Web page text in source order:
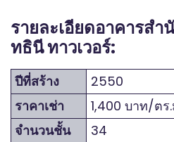
รายละเอียดอาคารสำ
ทธินี ทาวเวอร์:
ปีที่สร้าง
2550
ราคาเช่า
1,400 บาท/ตร
จำนวนชั้น
34